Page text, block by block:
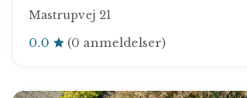
Mastrupvej 21
0.0 (0 anmeldelser)